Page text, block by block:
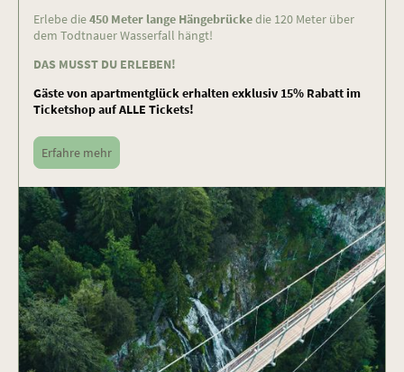
Erlebe die450 Meter lange Hängebrückedie 120 Meter über
dem Todtnauer Wasserfall hängt!
DAS MUSST DU ERLEBEN!
Gäste von apartmentglück erhalten exklusiv 15% Rabatt im
Ticketshop auf ALLE Tickets!
Erfahre mehr